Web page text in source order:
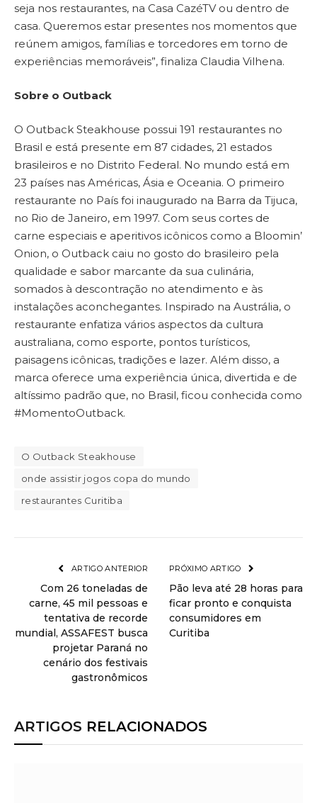
seja nos restaurantes, na Casa CazéTV ou dentro de
casa. Queremos estar presentes nos momentos que
reúnem amigos, famílias e torcedores em torno de
experiências memoráveis”, finaliza Claudia Vilhena.
Sobre o Outback
O Outback Steakhouse possui 191 restaurantes no
Brasil e está presente em 87 cidades, 21 estados
brasileiros e no Distrito Federal. No mundo está em
23 países nas Américas, Ásia e Oceania. O primeiro
restaurante no País foi inaugurado na Barra da Tijuca,
no Rio de Janeiro, em 1997. Com seus cortes de
carne especiais e aperitivos icônicos como a Bloomin’
Onion, o Outback caiu no gosto do brasileiro pela
qualidade e sabor marcante da sua culinária,
somados à descontração no atendimento e às
instalações aconchegantes. Inspirado na Austrália, o
restaurante enfatiza vários aspectos da cultura
australiana, como esporte, pontos turísticos,
paisagens icônicas, tradições e lazer. Além disso, a
marca oferece uma experiência única, divertida e de
altíssimo padrão que, no Brasil, ficou conhecida como
#MomentoOutback.
O Outback Steakhouse
onde assistir jogos copa do mundo
restaurantes Curitiba
ARTIGO ANTERIOR
Com 26 toneladas de
carne, 45 mil pessoas e
tentativa de recorde
mundial, ASSAFEST busca
projetar Paraná no
cenário dos festivais
gastronômicos
PRÓXIMO ARTIGO
Pão leva até 28 horas para
ficar pronto e conquista
consumidores em
Curitiba
ARTIGOS RELACIONADOS